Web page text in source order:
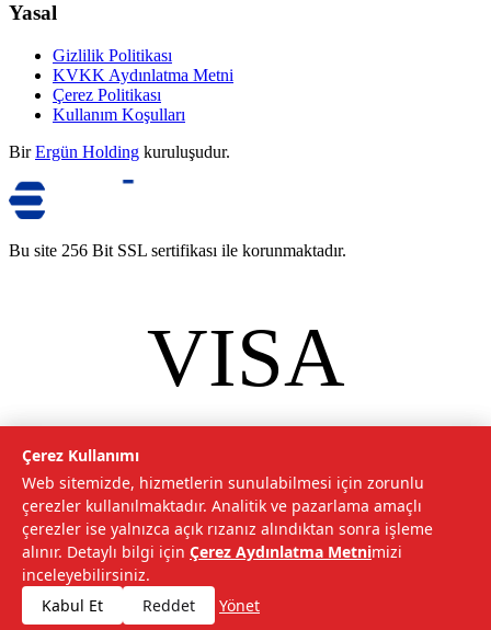
Yasal
Gizlilik Politikası
KVKK Aydınlatma Metni
Çerez Politikası
Kullanım Koşulları
Bir Ergün Holding kuruluşudur.
Bu site 256 Bit SSL sertifikası ile korunmaktadır.
VISA
mastercard
2026Tarımcom Tarım ve Teknoloji A.Ş. Tüm hakları saklıdır.